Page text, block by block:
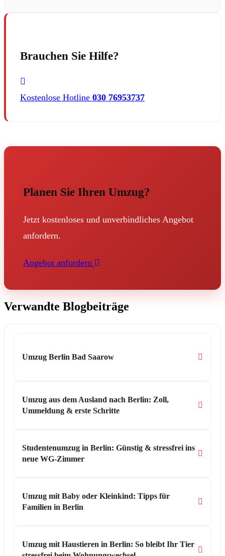
Brauchen Sie Hilfe?
Kostenlose Hotline 030 76953737
Planen Sie Ihren Umzug?
Jetzt kostenloses und unverbindliches Angebot
anfordern.
Angebot anfordern
Verwandte Blogbeiträge
Umzug Berlin Bad Saarow
Umzug aus dem Ausland nach Berlin: Zoll,
Ummeldung & erste Schritte
Studentenumzug in Berlin: Günstig & stressfrei ins
neue WG-Zimmer
Umzug mit Baby oder Kleinkind: Tipps für
Familien in Berlin
Umzug mit Haustieren in Berlin: So bleibt Ihr Tier